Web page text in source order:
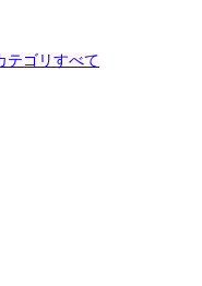
テゴリすべて